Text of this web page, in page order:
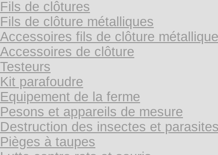
Fils de clôtures
Fils de clôture métalliques
Accessoires fils de clôture
Accessoires de clôture
Testeurs
Kit parafoudre
Equipement de la ferme
Pesons et appareils de mesure
Destruction des insectes et
Pièges à taupes